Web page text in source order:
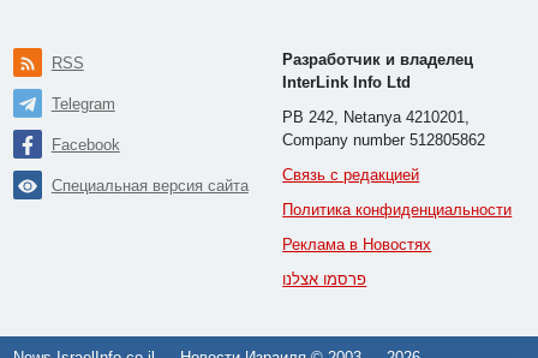
RSS
Telegram
Facebook
Специальная версия сайта
Разработчик и владелец
InterLink Info Ltd
PB 242, Netanya 4210201,
Company number 512805862
Связь с редакцией
Политика конфиденциальности
Реклама в Новостях
פרסמו אצלנו